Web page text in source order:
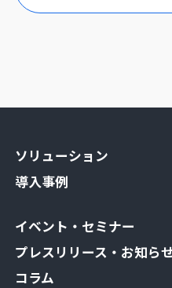
ソリューション
導入事例
イベント・セミナー
プレスリリース・お知ら
コラム